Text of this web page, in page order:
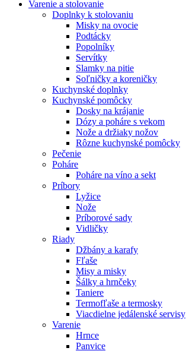
Varenie a stolovanie
Doplnky k stolovaniu
Misky na ovocie
Podtácky
Popolníky
Servítky
Slamky na pitie
Soľničky a koreničky
Kuchynské doplnky
Kuchynské pomôcky
Dosky na krájanie
Dózy a poháre s vekom
Nože a držiaky nožov
Rôzne kuchynské pomôcky
Pečenie
Poháre
Poháre na víno a sekt
Príbory
Lyžice
Nože
Príborové sady
Vidličky
Riady
Džbány a karafy
Fľaše
Misy a misky
Šálky a hrnčeky
Taniere
Termofľaše a termosky
Viacdielne jedálenské servisy
Varenie
Hrnce
Panvice